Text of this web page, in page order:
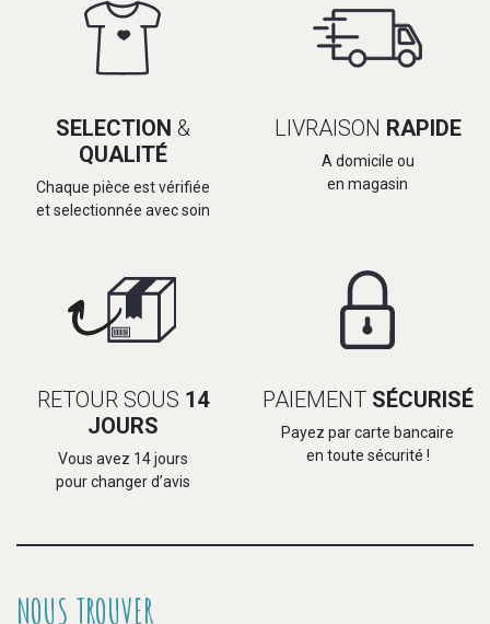
SELECTION &
QUALITÉ
Chaque pièce est vérifiée
et selectionnée avec soin
LIVRAISON RAPIDE
A domicile ou
en magasin
RETOUR SOUS 14
JOURS
Vous avez 14 jours
pour changer d’avis
PAIEMENT SÉCURISÉ
Payez par carte bancaire
en toute sécurité !
NOUS TROUVER